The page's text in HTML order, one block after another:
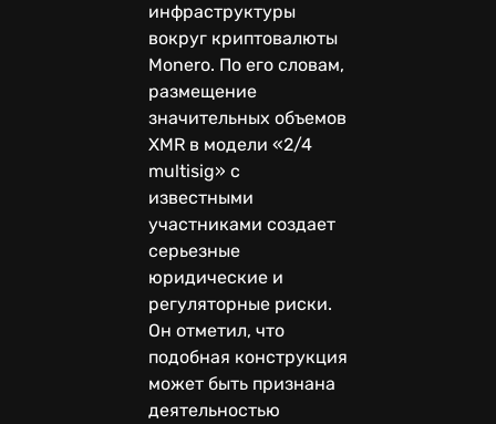
инфраструктуры
вокруг криптовалюты
Monero. По его словам,
размещение
значительных объемов
XMR в модели «2/4
multisig» с
известными
участниками создает
серьезные
юридические и
регуляторные риски.
Он отметил, что
подобная конструкция
может быть признана
деятельностью